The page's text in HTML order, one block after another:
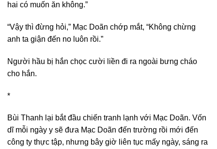
hai có muốn ăn không.”
“Vậy thì đừng hỏi,” Mạc Doãn chớp mắt, “Không chừng
anh ta giận đến no luôn rồi.”
Người hầu bị hắn chọc cười liền đi ra ngoài bưng cháo
cho hắn.
*
Bùi Thanh lại bắt đầu chiến tranh lạnh với Mạc Doãn. Vốn
dĩ mỗi ngày y sẽ đưa Mạc Doãn đến trường rồi mới đến
công ty thực tập, nhưng bây giờ liên tục mấy ngày, sáng ra